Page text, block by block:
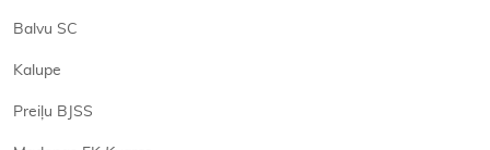
Balvu SC
Kalupe
Preiļu BJSS